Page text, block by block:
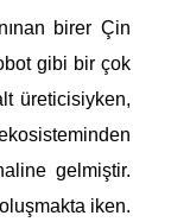
birer Çin
gibi bir çok
üreticisiyken,
gelmiştir.
iken.